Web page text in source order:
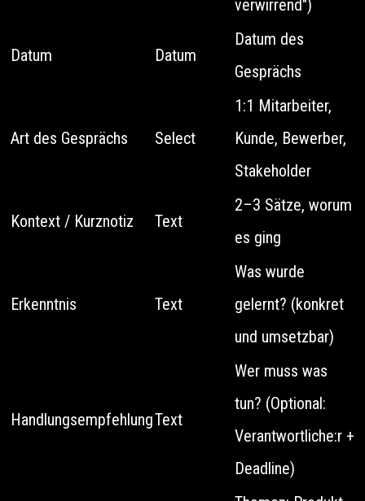
verwirrend")
Datum Datum
Datum des
Gesprächs
Art des Gesprächs Select
1:1 Mitarbeiter,
Kunde, Bewerber,
Stakeholder
Kontext / Kurznotiz Text
2–3 Sätze, worum
es ging
Erkenntnis Text
Was wurde
gelernt? (konkret
und umsetzbar)
HandlungsempfehlungText
Wer muss was
tun? (Optional:
Verantwortliche:r +
Deadline)